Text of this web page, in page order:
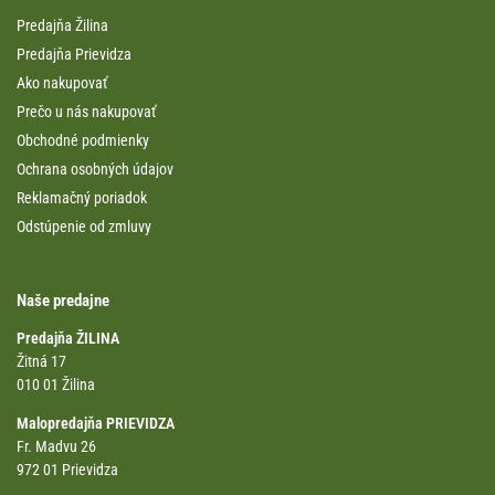
Predajňa Žilina
Predajňa Prievidza
Ako nakupovať
Prečo u nás nakupovať
Obchodné podmienky
Ochrana osobných údajov
Reklamačný poriadok
Odstúpenie od zmluvy
Naše predajne
Predajňa ŽILINA
Žitná 17
010 01 Žilina
Malopredajňa PRIEVIDZA
Fr. Madvu 26
972 01 Prievidza